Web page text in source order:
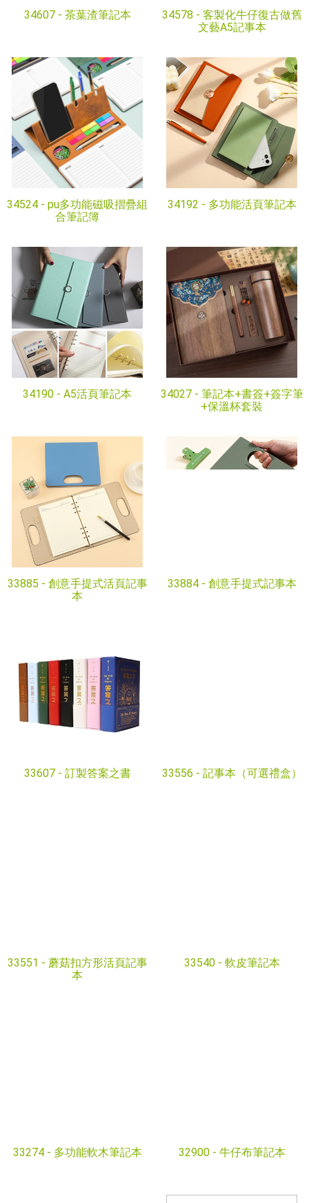
34607 - 茶葉渣筆記本 34578 - 客製化牛仔復古做舊
文藝A5記事本
34524 - pu多功能磁吸摺疊組
合筆記簿
34192 - 多功能活頁筆記本
34190 - A5活頁筆記本 34027 - 筆記本+書簽+簽字筆
+保溫杯套裝
33885 - 創意手提式活頁記事
本
33884 - 創意手提式記事本
33607 - 訂製答案之書 33556 - 記事本（可選禮盒）
33551 - 蘑菇扣方形活頁記事
本
33540 - 軟皮筆記本
33274 - 多功能軟木筆記本 32900 - 牛仔布筆記本